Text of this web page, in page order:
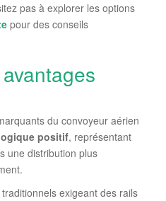
pas à explorer les options
pour des conseils
du convoyeur aérien
positif, représentant
une distribution plus
exigeant des rails